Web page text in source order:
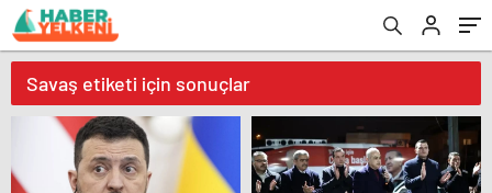
Savaş etiketi için sonuçlar